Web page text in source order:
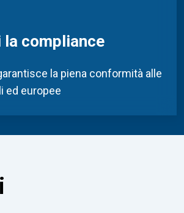
la compliance
la piena conformità alle
ed europee